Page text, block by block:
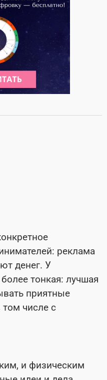
реклама
денег. У
тонкая: лучшая
приятные
числе с
и физическим